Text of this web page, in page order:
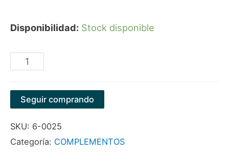
Disponibilidad: Stock disponible
BROCHA
MARCA
MPTOOLS
cantidad
Seguir comprando
SKU: 6-0025
Categoría: COMPLEMENTOS